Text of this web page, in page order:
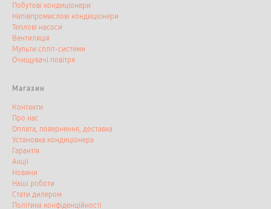
Побутові кондиціонери
Напівпромислові кондиціонери
Теплові насоси
Вентиляція
Мульти спліт-системи
Очищувачі повітря
Магазин
Контакти
Про нас
Оплата, повернення, доставка
Установка кондиціонера
Гарантія
Акції
Новини
Наші роботи
Стати дилером
Політика конфіденційності